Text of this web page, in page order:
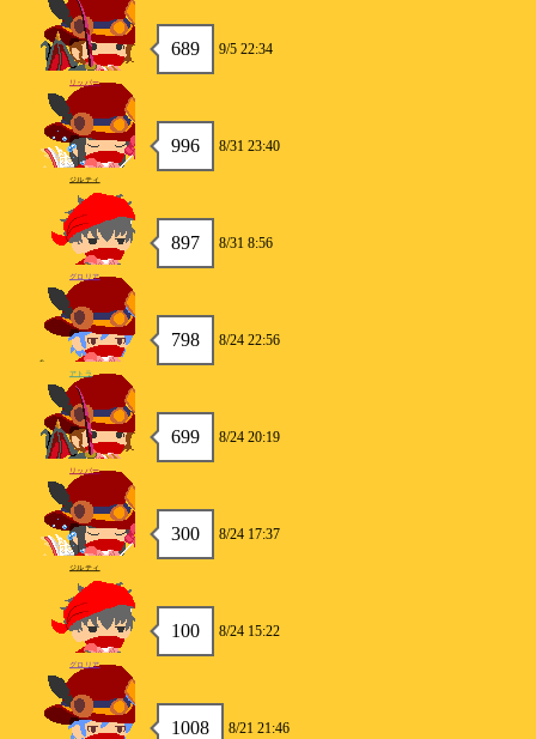
689 9/5 22:34
リッパー
996 8/31 23:40
ジルティ
897 8/31 8:56
グロリア
798 8/24 22:56
アトラ
699 8/24 20:19
リッパー
300 8/24 17:37
ジルティ
100 8/24 15:22
グロリア
1008 8/21 21:46